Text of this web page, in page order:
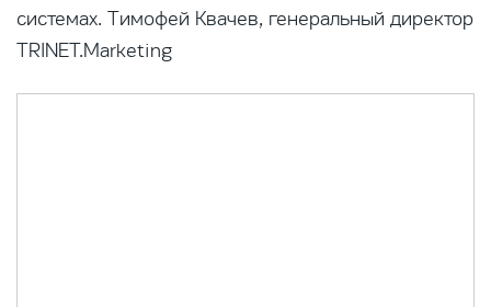
системах. Тимофей Квачев, генеральный директор
TRINET.Marketing